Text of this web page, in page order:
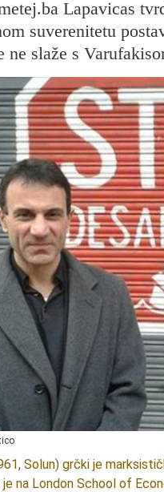
Lapavicas
suverenitetu
ne slaže s
Solun) grčki je
na London School of